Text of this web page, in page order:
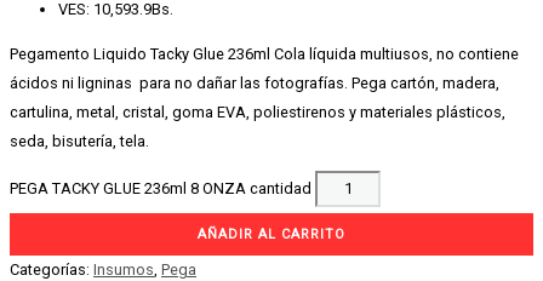
VES: 10,593.9Bs.
Pegamento Liquido Tacky Glue 236ml Cola líquida multiusos, no contiene
ácidos ni ligninas para no dañar las fotografías. Pega cartón, madera,
cartulina, metal, cristal, goma EVA, poliestirenos y materiales plásticos,
seda, bisutería, tela.
PEGA TACKY GLUE 236ml 8 ONZA cantidad
AÑADIR AL CARRITO
Categorías: Insumos, Pega